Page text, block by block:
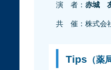
演 者： 赤城
共 催：株式会
Tips （